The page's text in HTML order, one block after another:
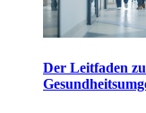
Der Leitfaden